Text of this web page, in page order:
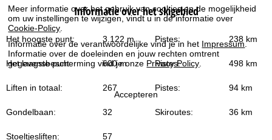
Meer informatie over het gebruik van cookies en de mogelijkheid
om uw instellingen te wijzigen, vindt u in de informatie over
Cookie-Policy
Informatie over de verantwoordelijke vind je in het Impressum .
Informatie over de doeleinden en jouw rechten omtrent
gegevensbescherming vind je onze Privacy Policy
Accepteren
r
t
p
Informatie over het skigebied
Het hoogste punt: 3.122 m Pistes: 238 km
Het laagste punt: 600 m Pistes: 498 km
Liften in totaal: 267 Pistes: 94 km
Gondelbaan: 32 Skiroutes: 36 km
Stoeltjesliften: 57